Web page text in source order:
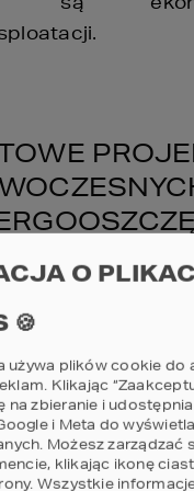
nowoczesne
dzięki bogatemu
architektów,
i
gotowych
się nowoczesnym
ich indywidualny
O
🍪
używa plików cookie do
Klikając
na zbieranie i
i Meta do
Możesz zarządzać
klikając ikonę
Wszystkie